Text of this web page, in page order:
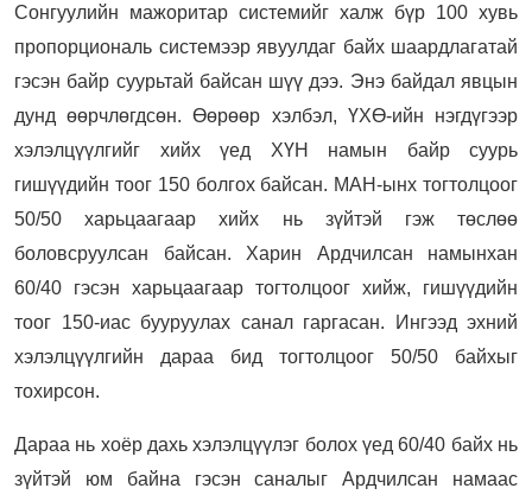
Сонгуулийн мажоритар системийг халж бүр 100 хувь
пропорциональ системээр явуулдаг байх шаардлагатай
гэсэн байр суурьтай байсан шүү дээ. Энэ байдал явцын
дунд өөрчлөгдсөн. Өөрөөр хэлбэл, ҮХӨ-ийн нэгдүгээр
хэлэлцүүлгийг хийх үед ХҮН намын байр суурь
гишүүдийн тоог 150 болгох байсан. МАН-ынх тогтолцоог
50/50 харьцаагаар хийх нь зүйтэй гэж төслөө
боловсруулсан байсан. Харин Ардчилсан намынхан
60/40 гэсэн харьцаагаар тогтолцоог хийж, гишүүдийн
тоог 150-иас бууруулах санал гаргасан. Ингээд эхний
хэлэлцүүлгийн дараа бид тогтолцоог 50/50 байхыг
тохирсон.
Дараа нь хоёр дахь хэлэлцүүлэг болох үед 60/40 байх нь
зүйтэй юм байна гэсэн саналыг Ардчилсан намаас